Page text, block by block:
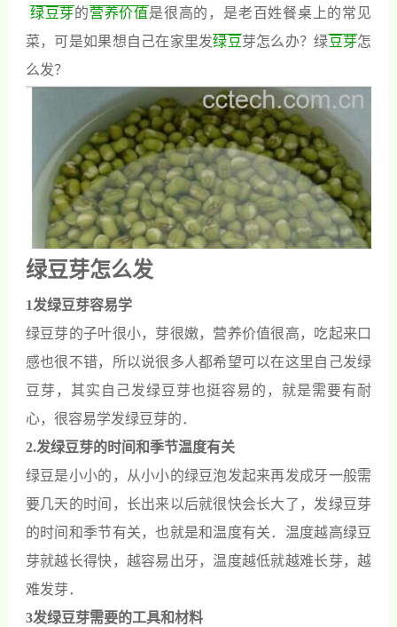
绿豆芽的营养价值是很高的，是老百姓餐桌上的常见
菜，可是如果想自己在家里发绿豆芽怎么办？绿豆芽怎
么发？
绿豆芽怎么发
1发绿豆芽容易学
绿豆芽的子叶很小，芽很嫩，营养价值很高，吃起来口
感也很不错，所以说很多人都希望可以在这里自己发绿
豆芽，其实自己发绿豆芽也挺容易的，就是需要有耐
心，很容易学发绿豆芽的．
2.发绿豆芽的时间和季节温度有关
绿豆是小小的，从小小的绿豆泡发起来再发成牙一般需
要几天的时间，长出来以后就很快会长大了，发绿豆芽
的时间和季节有关，也就是和温度有关．温度越高绿豆
芽就越长得快，越容易出牙，温度越低就越难长芽，越
难发芽．
3发绿豆芽需要的工具和材料